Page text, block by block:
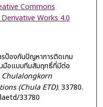
Commons
Works 4.0
ป้องกันปัญหาการติดเกม
มือแบบทีมสัมฤทธิ์ที่มีต่อ
Chulalongkorn
(Chula ETD). 33780.
33780